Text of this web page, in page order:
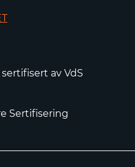
av VdS
Sertifisering